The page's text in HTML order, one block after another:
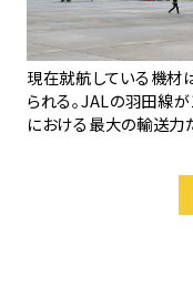
現在就航している機材
られる。JALの羽田線
における最大の輸送力